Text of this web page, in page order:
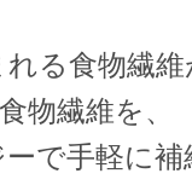
る食物繊維
物繊維を、
で手軽に